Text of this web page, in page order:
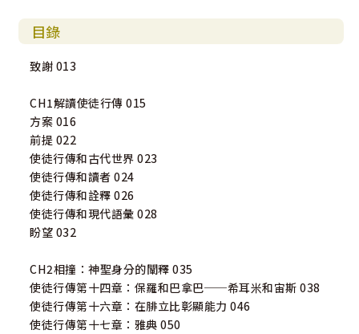
目錄
致謝 013
CH1解讀使徒行傳 015
方案 016
前提 022
使徒行傳和古代世界 023
使徒行傳和讀者 024
使徒行傳和詮釋 026
使徒行傳和現代語彙 028
盼望 032
CH2相撞：神聖身分的闡釋 035
使徒行傳第十四章：保羅和巴拿巴──希耳米和宙斯 038
使徒行傳第十六章：在腓立比彰顯能力 046
使徒行傳第十七章：雅典 050